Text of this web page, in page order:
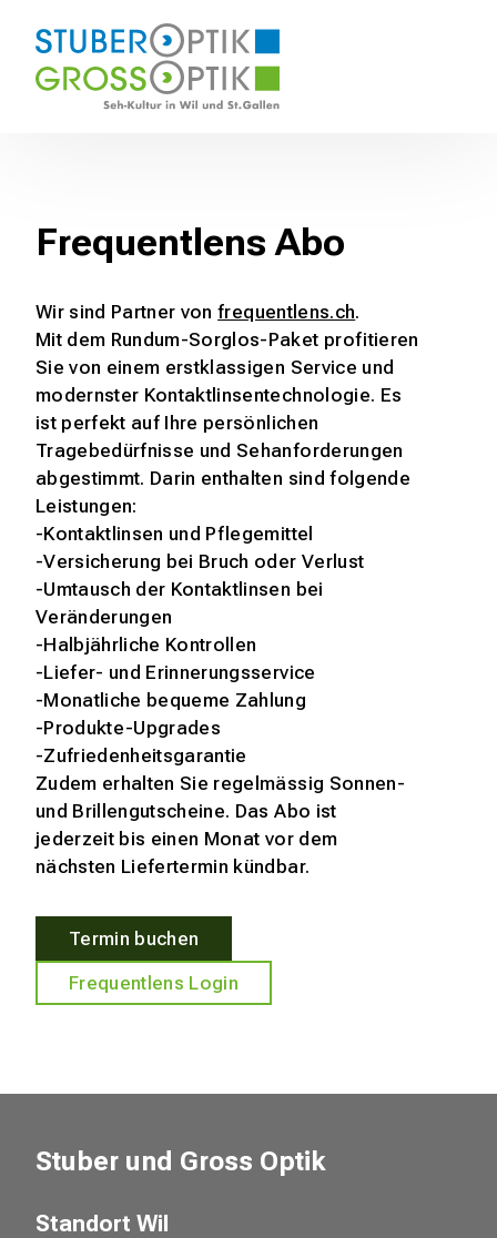
Angebot
Schutzbrillen
Fragen und Antworten
Über uns Kontakt
Frequentlens Abo
Wir sind Partner vonfrequentlens.ch.
Mit dem Rundum-Sorglos-Paket profitieren
Sie von einem erstklassigen Service und
modernster Kontaktlinsentechnologie. Es
ist perfekt auf Ihre persönlichen
Tragebedürfnisse und Sehanforderungen
abgestimmt. Darin enthalten sind folgende
Leistungen:
-Kontaktlinsen und Pflegemittel
-Versicherung bei Bruch oder Verlust
-Umtausch der Kontaktlinsen bei
Veränderungen
-Halbjährliche Kontrollen
-Liefer- und Erinnerungsservice
-Monatliche bequeme Zahlung
-Produkte-Upgrades
-Zufriedenheitsgarantie
Zudem erhalten Sie regelmässig Sonnen-
und Brillengutscheine. Das Abo ist
jederzeit bis einen Monat vor dem
nächsten Liefertermin kündbar.
Termin buchen
Frequentlens Login
Stuber und Gross Optik
Standort Wil